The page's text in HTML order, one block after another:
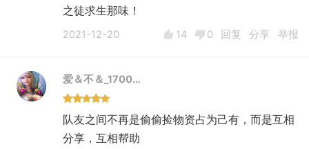
之徒求生那味！
2021-12-20 14 0 回复 分享 举报
爱＆不＆_1700…
队友之间不再是偷偷捡物资占为己有，而是互相
分享，互相帮助